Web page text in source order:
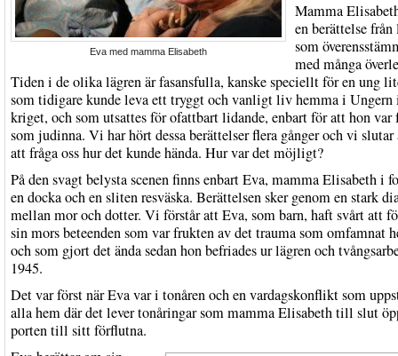
Eva med mamma Elisabeth
Mamma
en berättelse från
som
med många
Tiden i de olika lägren är fasansfulla, kanske speciellt för en ung
som tidigare kunde leva ett tryggt och vanligt liv hemma i Ungern
kriget, och som utsattes för ofattbart lidande, enbart för att hon var
som judinna. Vi har hört dessa berättelser flera gånger och vi
att fråga oss hur det kunde hända. Hur var det möjligt?
På den svagt belysta scenen finns enbart Eva, mamma Elisabeth i
en docka och en sliten resväska. Berättelsen sker genom en stark
mellan mor och dotter. Vi förstår att Eva, som barn, haft svårt att
sin mors beteenden som var frukten av det trauma som omfamnat
och som gjort det ända sedan hon befriades ur lägren och
1945.
Det var först när Eva var i tonåren och en vardagskonflikt som
alla hem där det lever tonåringar som mamma Elisabeth till slut
porten till sitt förflutna.